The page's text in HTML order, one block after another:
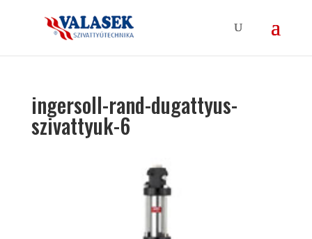
ingersoll-rand-dugattyus-
szivattyuk-6